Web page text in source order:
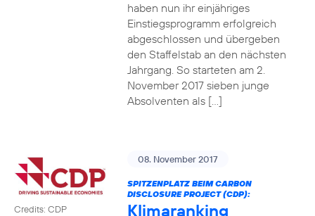
haben nun ihr einjähriges
Einstiegsprogramm erfolgreich
abgeschlossen und übergeben
den Staffelstab an den nächsten
Jahrgang. So starteten am 2.
November 2017 sieben junge
Absolventen als […]
Credits: CDP
08. November 2017
SPITZENPLATZ BEIM CARBON
DISCLOSURE PROJECT (CDP):
Klimaranking